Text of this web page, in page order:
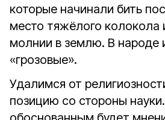
которые начинали бить
место тяжёлого колокола
молнии в землю. В народе
«грозовые».
Удалимся от
позицию со стороны